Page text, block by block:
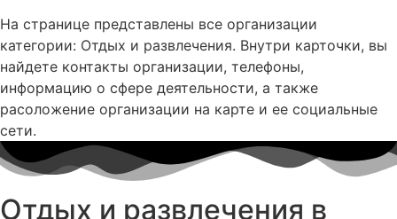
На странице представлены все организации
категории: Отдых и развлечения. Внутри карточки, вы
найдете контакты организации, телефоны,
информацию о сфере деятельности, а также
расоложение организации на карте и ее социальные
сети.
Отдых и развлечения в